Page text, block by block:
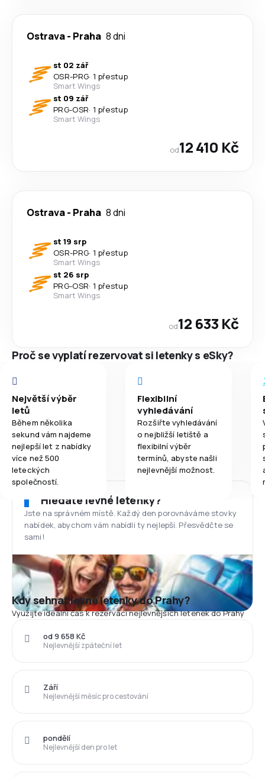
Ostrava- Praha 8 dni
st 02 zář
OSR-PRG· 1 přestup
Smart Wings
st 09 zář
PRG-OSR· 1 přestup
Smart Wings
od12 410 Kč
Ostrava- Praha 8 dni
st 19 srp
OSR-PRG· 1 přestup
Smart Wings
st 26 srp
PRG-OSR· 1 přestup
Smart Wings
od12 633 Kč
Proč se vyplatí rezervovat si letenky s eSky?
Největší výběr
letů
Během několika
sekund vám najdeme
nejlepší let z nabídky
více než 500
leteckých
společností.
Flexibilní
vyhledávání
Rozšiřte vyhledávání
o nejbližší letiště a
flexibilní výběr
termínů, abyste našli
nejlevnější možnost.
Hledáte levné letenky?
Jste na správném místě. Každý den porovnáváme stovky
nabídek, abychom vám nabídli ty nejlepší. Přesvědčte se
sami!
Kdy sehnat levné letenky do Prahy?
Využijte ideální čas k rezervaci nejlevnějších letenek do Prahy
Nejlevnější zpáteční let
od 9 658 Kč
Nejlevnější měsíc pro cestování
Září
Nejlevnější den pro let
pondělí